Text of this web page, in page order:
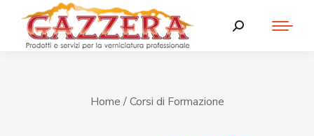
Home / Corsi di Formazione